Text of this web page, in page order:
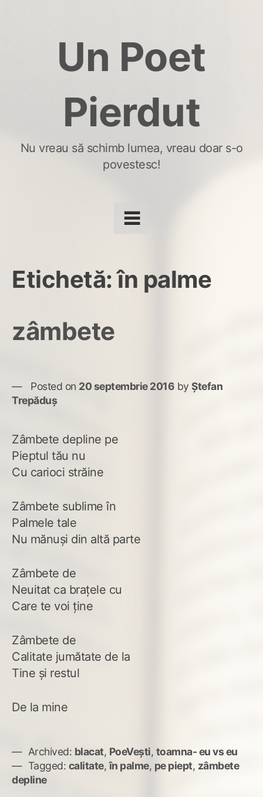
Un Poet
Pierdut
Nu vreau să schimb lumea, vreau doar s-o
povestesc!
Etichetă:în palme
zâmbete
Posted on 20 septembrie 2016 by Ștefan
Trepăduș
Zâmbete depline pe
Pieptul tău nu
Cu carioci străine
Zâmbete sublime în
Palmele tale
Nu mănuși din altă parte
Zâmbete de
Neuitat ca brațele cu
Care te voi ține
Zâmbete de
Calitate jumătate de la
Tine și restul
De la mine
Archived: blacat, PoeVești, toamna- eu vs eu
Tagged: calitate,în palme, pe piept, zâmbete
depline